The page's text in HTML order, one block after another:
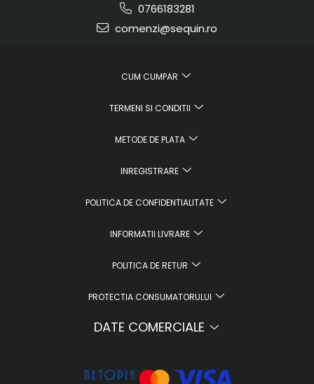
0766183281
comenzi@sequin.ro
CUM CUMPAR
TERMENI SI CONDITII
METODE DE PLATA
INREGISTRARE
POLITICA DE CONFIDENTIALITATE
INFORMATII LIVRARE
POLITICA DE RETUR
PROTECTIA CONSUMATORULUI
DATE COMERCIALE